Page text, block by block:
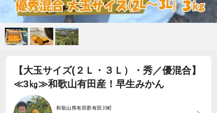
【大玉サイズ(２Ｌ・３Ｌ）・秀／優混合】
≪3㎏≫和歌山有田産！早生みかん
和歌山県有田郡有田川町